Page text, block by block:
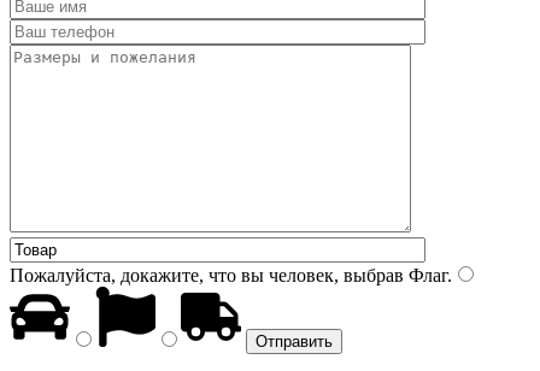
Пожалуйста, докажите, что вы человек, выбрав Флаг.